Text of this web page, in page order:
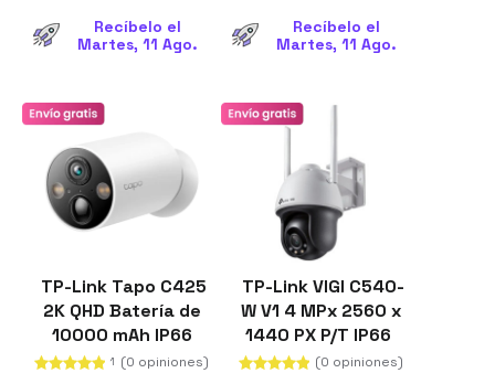
Recíbelo el
Martes, 11 Ago.
Recíbelo el
Martes, 11 Ago.
TP-Link Tapo C425
2K QHD Batería de
10000 mAh IP66
Inalámbrica
1 (0 opiniones)
TP-Link VIGI C540-
W V1 4 MPx 2560 x
1440 PX P/T IP66
(0 opiniones)